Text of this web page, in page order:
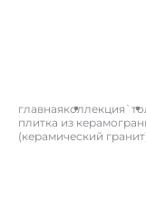
главнаяколлекция
плитка из
(керамический